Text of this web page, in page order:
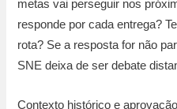
metas vai perseguir nos
responde por cada entrega?
rota? Se a resposta for não
SNE deixa de ser debate
Contexto histórico e